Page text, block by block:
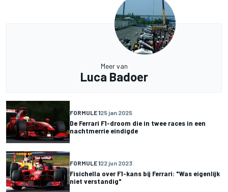
Meer van
Luca Badoer
FORMULE 125 jan 2025
De Ferrari F1-droom die in twee races in een
nachtmerrie eindigde
FORMULE 122 jun 2023
Fisichella over F1-kans bij Ferrari: "Was eigenlijk
niet verstandig"